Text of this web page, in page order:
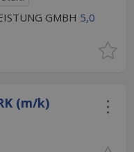
GMBH 5,0
(m/k)